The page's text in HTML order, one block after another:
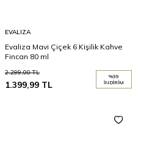
EVALIZA
Evaliza Mavi Çiçek 6 Kişilik Kahve
Fincan 80 ml
2.299,00TL
1.399,99 TL
%39
İNDIRIM